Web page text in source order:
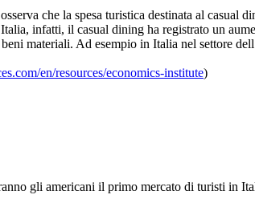
che la spesa turistica destinata al
infatti, il casual dining ha registrato un
materiali. Ad esempio in Italia nel settore
en/resources/economics-institute)
gli americani il primo mercato di turisti in